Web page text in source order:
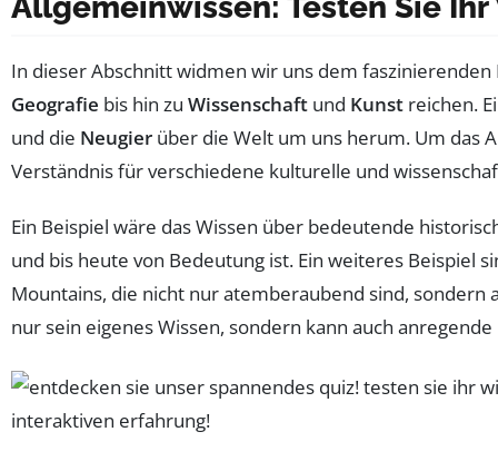
In dieser Abschnitt widmen wir uns dem
Geografie bis hin zu Wissenschaft und Kunst reichen.
und die Neugier über die Welt um uns herum. Um das
Verständnis für verschiedene kulturelle und
Ein Beispiel wäre das Wissen über bedeutende
und bis heute von Bedeutung ist. Ein weiteres Beispiel
Mountains, die nicht nur atemberaubend sind,
nur sein eigenes Wissen, sondern kann auch